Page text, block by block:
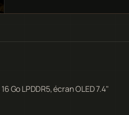
Go LPDDR5, écran OLED 7.4"